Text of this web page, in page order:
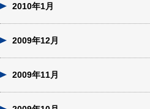
2010年1月
2009年12月
2009年11月